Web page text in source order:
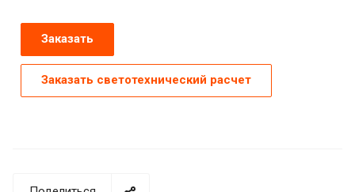
Заказать
Заказать светотехнический расчет